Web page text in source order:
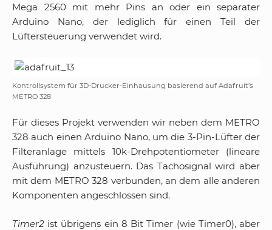
Mega 2560 mit mehr Pins an oder ein separater
Arduino Nano, der lediglich für einen Teil der
Lüftersteuerung verwendet wird.
Kontrollsystem für 3D-Drucker-Einhausung basierend auf Adafruit’s
METRO 328
Für dieses Projekt verwenden wir neben dem METRO
328 auch einen Arduino Nano, um die 3-Pin-Lüfter der
Filteranlage mittels 10k-Drehpotentiometer (lineare
Ausführung) anzusteuern. Das Tachosignal wird aber
mit dem METRO 328 verbunden, an dem alle anderen
Komponenten angeschlossen sind.
Timer2 ist übrigens ein 8 Bit Timer (wie Timer0), aber